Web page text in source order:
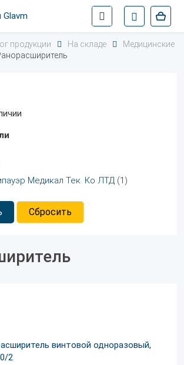
продукции На складе
Медицинские
Медикал Тек. Ко ЛТД (1)
Сбросить